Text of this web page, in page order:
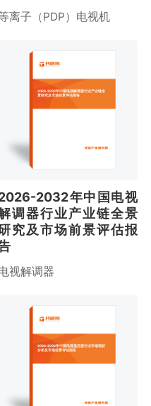
离子（PDP）电视机
2026-2032年中国电视解调器行业产业链全
景研究及市场前景评估报告
2032年中国电视
调器行业产业链全景
究及市场前景评估报
视解调器
2026-2032年中国电视遥控器行业市场现状
分析及市场前景评估报告